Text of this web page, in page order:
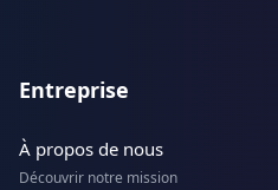
Entreprise
À propos de nous
Découvrir notre mission